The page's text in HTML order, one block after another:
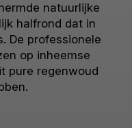
natuurlijke
halfrond dat in
De professionele
op inheemse
pure regenwoud